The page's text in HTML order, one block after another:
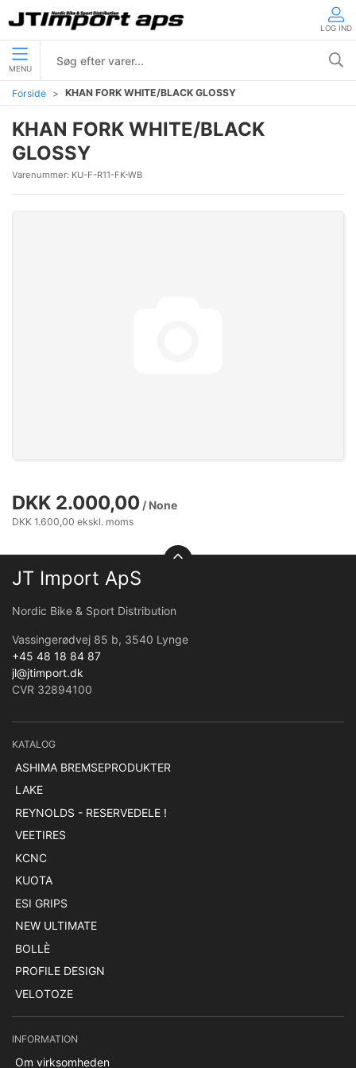
LOG IND
MENU
Forside KHAN FORK WHITE/BLACK GLOSSY
KHAN FORK WHITE/BLACK
GLOSSY
Varenummer: KU-F-R11-FK-WB
DKK 2.000,00 / None
DKK 1.600,00 ekskl. moms
JT Import ApS
Nordic Bike & Sport Distribution
Vassingerødvej 85 b, 3540 Lynge
+45 48 18 84 87
jl@jtimport.dk
CVR 32894100
KATALOG
ASHIMA BREMSEPRODUKTER
LAKE
REYNOLDS - RESERVEDELE !
VEETIRES
KCNC
KUOTA
ESI GRIPS
NEW ULTIMATE
BOLLÈ
PROFILE DESIGN
VELOTOZE
INFORMATION
Om virksomheden